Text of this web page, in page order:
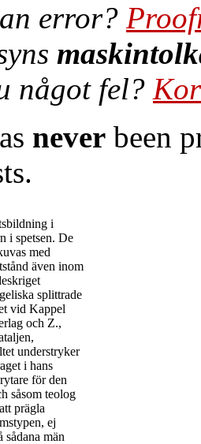
error?
något fel?
never been
i
i spetsen. De
med
även inom
splittrade
vid Kappel
och Z.,
understryker
i hans
för den
såsom teolog
prägla
ej
män